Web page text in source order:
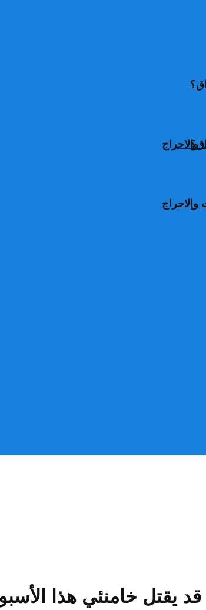
وإلاحراج
وإلاحراج
يقتل خامنئي هذا